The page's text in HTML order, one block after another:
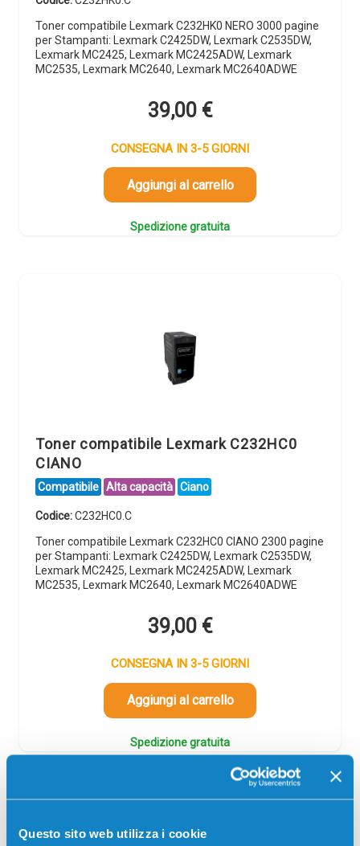
Questo sito web utilizza i cookie
Toner compatibile Lexmark C232HK0 NERO 3000 pagine
per Stampanti: Lexmark C2425DW, Lexmark C2535DW,
Lexmark MC2425, Lexmark MC2425ADW, Lexmark
MC2535, Lexmark MC2640, Lexmark MC2640ADWE
39,00 €
CONSEGNA IN 3-5 GIORNI
Aggiungi al carrello
Spedizione gratuita
Toner compatibile Lexmark C232HC0
CIANO
Compatibile Alta capacità Ciano
Codice:C232HC0.C
Toner compatibile Lexmark C232HC0 CIANO 2300 pagine
per Stampanti: Lexmark C2425DW, Lexmark C2535DW,
Lexmark MC2425, Lexmark MC2425ADW, Lexmark
MC2535, Lexmark MC2640, Lexmark MC2640ADWE
39,00 €
CONSEGNA IN 3-5 GIORNI
Aggiungi al carrello
Spedizione gratuita